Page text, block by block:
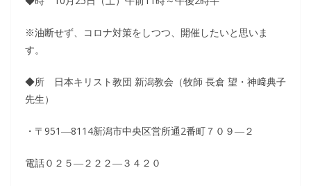
※油断せず、コロナ対策をしつつ、開催したいと思いま
す。
◆所 日本キリスト教団 新潟教会（牧師 長倉 望・神﨑典子
先生）
・〒951―8114新潟市中央区営所通2番町７０９―２
電話０２５―２２２―３４２０